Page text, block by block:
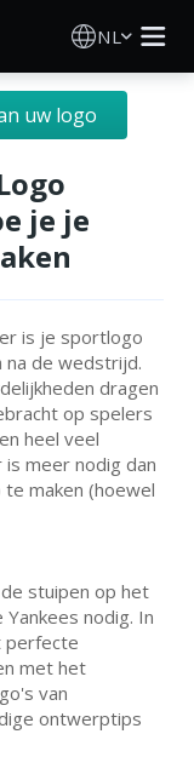
NL
uw logo
je je
is je sportlogo
na de wedstrijd.
dragen
op spelers
heel veel
meer nodig dan
maken (hoewel
stuipen op het
nodig. In
perfecte
met het
van
ontwerptips